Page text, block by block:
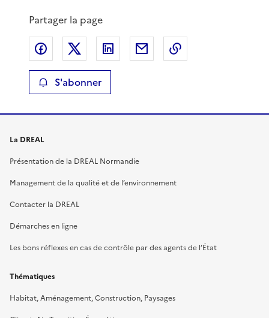
Partager la page
Partager sur Facebook
Partager sur XPartager sur LinkedIn
Partager par email
S'abonner
La DREAL
Présentation de la DREAL Normandie
Management de la qualité et de l’environnement
Contacter la DREAL
Démarches en ligne
Les bons réflexes en cas de contrôle par des agents de l’État
Thématiques
Habitat, Aménagement, Construction, Paysages